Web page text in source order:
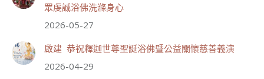
July 19, 2026, 1:38 AM
眾虔誠浴佛洗滌身心
2026-05-27
啟建 恭祝釋迦世尊聖誕浴佛暨公益關懷慈善義演
2026-04-29